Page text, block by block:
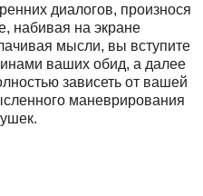
диалогов, произнося
набивая на экране
мысли, вы вступите
ваших обид, а далее
зависеть от вашей
маневрирования